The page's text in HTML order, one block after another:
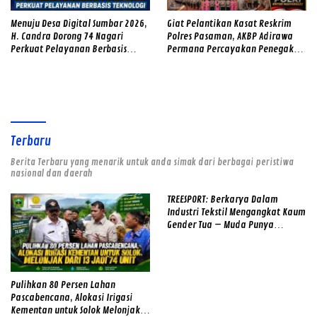
Menuju Desa Digital Sumbar 2026,
H. Candra Dorong 74 Nagari
Perkuat Pelayanan Berbasis
Giat Pelantikan Kasat Reskrim
Polres Pasaman, AKBP Adirawa
Permana Percayakan Penegakan
Terbaru
Berita Terbaru yang menarik untuk anda simak dari berbagai peristiwa
nasional dan daerah
Pulihkan 80 Persen Lahan
Pascabencana, Alokasi Irigasi
Kementan untuk Solok Melonjak
TREESPORT: Berkarya Dalam
Industri Tekstil Mengangkat Kaum
Gender Tua – Muda Punya